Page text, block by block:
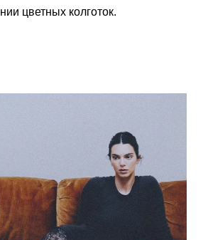
цветных колготок.